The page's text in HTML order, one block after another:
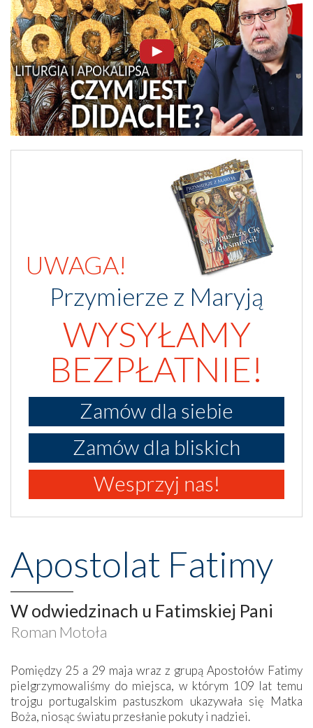
UWAGA!
Przymierze z Maryją
WYSYŁAMY
BEZPŁATNIE!
Zamów dla siebie
Zamów dla bliskich
Wesprzyj nas!
Apostolat Fatimy
W odwiedzinach u Fatimskiej Pani
Roman Motoła
Pomiędzy 25 a 29 maja wraz z grupą Apostołów Fatimy
pielgrzymowaliśmy do miejsca, w którym 109 lat temu
trojgu portugalskim pastuszkom ukazywała się Matka
Boża, niosąc światu przesłanie pokuty i nadziei.